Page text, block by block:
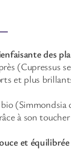
des
(Cupressus
et plus
à son
et équilibrée